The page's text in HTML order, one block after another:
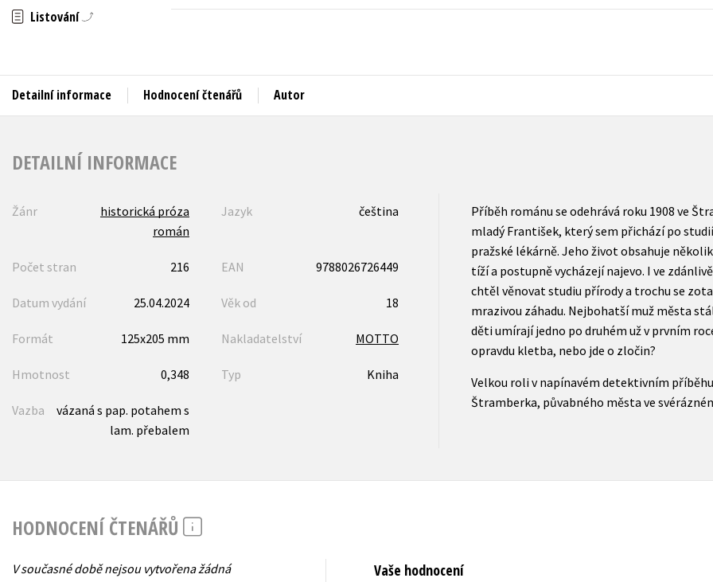
Byznys a ekonomie Příroda a zahrada
Listování
Detailní informace Hodnocení čtenářů Autor
DETAILNÍ INFORMACE
Žánr
historická próza
román
Jazyk čeština
Počet stran 216 EAN 9788026726449
Datum vydání 25.04.2024 Věk od 18
Formát 125x205 mm Nakladatelství MOTTO
Hmotnost 0,348 Typ Kniha
Vazba
vázaná s pap. potahem s
lam. přebalem
Příběh románu se odehrává roku 1908 ve
mladý František, který sem přichází po
pražské lékárně. Jeho život obsahuje
tíží a postupně vycházejí najevo. I ve
chtěl věnovat studiu přírody a trochu se
mrazivou záhadu. Nejbohatší muž města
děti umírají jedno po druhém už v prvním
opravdu kletba, nebo jde o zločin?
Velkou roli v napínavém detektivním
Štramberka, půvabného města ve
HODNOCENÍ ČTENÁŘŮ
V současné době nejsou vytvořena žádná
Vaše hodnocení